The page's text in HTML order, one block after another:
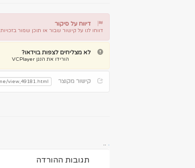
דיווח על סיקור
דווחו לנו על קישור שבור או תוכן שמור בזכויות
דיווח על קישור שבור
דיווח על תוכן מפר זכויות
לא מצליחים לצפות בוידאו?
הורידו את הנגן VCPlayer
קישור מקוצר
.
תגובות ההורדה
..